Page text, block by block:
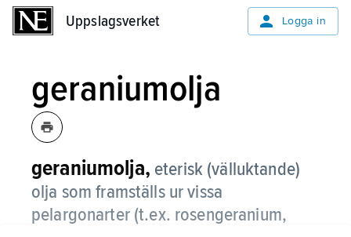
Uppslagsverket Logga in
geraniumolja
geraniumolja, eterisk (välluktande)
olja som framställs ur vissa
pelargonarter (t.ex. rosengeranium,